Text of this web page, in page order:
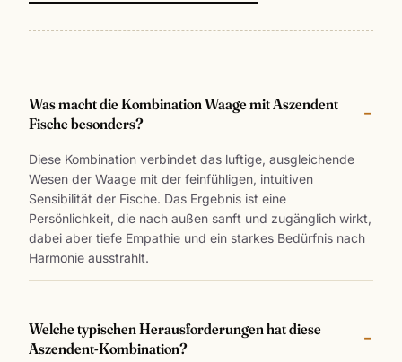
Was macht die Kombination Waage mit Aszendent
Fische besonders?
Diese Kombination verbindet das luftige, ausgleichende
Wesen der Waage mit der feinfühligen, intuitiven
Sensibilität der Fische. Das Ergebnis ist eine
Persönlichkeit, die nach außen sanft und zugänglich wirkt,
dabei aber tiefe Empathie und ein starkes Bedürfnis nach
Harmonie ausstrahlt.
Welche typischen Herausforderungen hat diese
Aszendent-Kombination?